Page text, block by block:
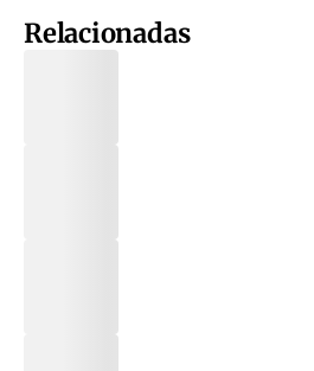
Relacionadas